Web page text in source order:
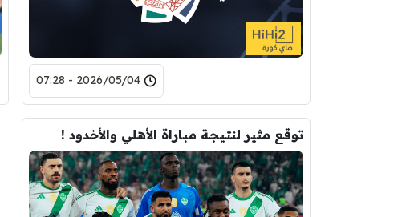
2026/05/04 - 07:28
توقع مثير لنتيجة مباراة الأهلي والأخدود !